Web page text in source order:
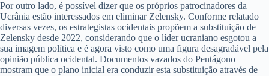
Por outro lado, é possível dizer que os próprios patrocinadores da
Ucrânia estão interessados ​​em eliminar Zelensky. Conforme relatado
diversas vezes, os estrategistas ocidentais propõem a substituição de
Zelensky desde 2022, considerando que o líder ucraniano esgotou a
sua imagem política e é agora visto como uma figura desagradável pela
opinião pública ocidental. Documentos vazados do Pentágono
mostram que o plano inicial era conduzir esta substituição através de